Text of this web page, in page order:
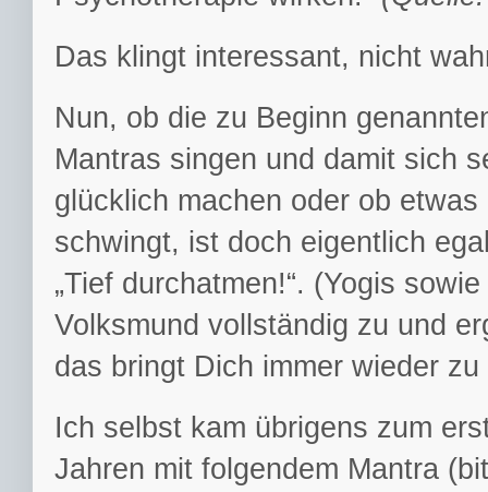
Das klingt interessant, nicht
Nun, ob die zu Beginn
Mantras singen und damit sich
glücklich machen oder ob
schwingt, ist doch eigentlich
„Tief durchatmen!“. (Yogis
Volksmund vollständig zu und
das bringt Dich immer wieder
Ich selbst kam übrigens zum
Jahren mit folgendem Mantra